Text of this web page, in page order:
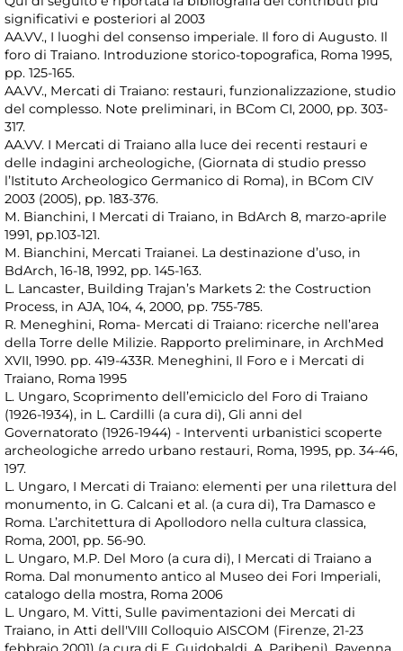
significativi e posteriori al 2003
AA.VV., I luoghi del consenso imperiale. Il foro di Augusto. Il
foro di Traiano. Introduzione storico-topografica, Roma 1995,
pp. 125-165.
AA.VV., Mercati di Traiano: restauri, funzionalizzazione, studio
del complesso. Note preliminari, in BCom CI, 2000, pp. 303-
317.
AA.VV. I Mercati di Traiano alla luce dei recenti restauri e
delle indagini archeologiche, (Giornata di studio presso
l’Istituto Archeologico Germanico di Roma), in BCom CIV
2003 (2005), pp. 183-376.
M. Bianchini, I Mercati di Traiano, in BdArch 8, marzo-aprile
1991, pp.103-121.
M. Bianchini, Mercati Traianei. La destinazione d’uso, in
BdArch, 16-18, 1992, pp. 145-163.
L. Lancaster, Building Trajan’s Markets 2: the Costruction
Process, in AJA, 104, 4, 2000, pp. 755-785.
R. Meneghini, Roma- Mercati di Traiano: ricerche nell’area
della Torre delle Milizie. Rapporto preliminare, in ArchMed
XVII, 1990. pp. 419-433R. Meneghini, Il Foro e i Mercati di
Traiano, Roma 1995
L. Ungaro, Scoprimento dell’emiciclo del Foro di Traiano
(1926-1934), in L. Cardilli (a cura di), Gli anni del
Governatorato (1926-1944) - Interventi urbanistici scoperte
archeologiche arredo urbano restauri, Roma, 1995, pp. 34-46,
197.
L. Ungaro, I Mercati di Traiano: elementi per una rilettura del
monumento, in G. Calcani et al. (a cura di), Tra Damasco e
Roma. L’architettura di Apollodoro nella cultura classica,
Roma, 2001, pp. 56-90.
L. Ungaro, M.P. Del Moro (a cura di), I Mercati di Traiano a
Roma. Dal monumento antico al Museo dei Fori Imperiali,
catalogo della mostra, Roma 2006
L. Ungaro, M. Vitti, Sulle pavimentazioni dei Mercati di
Traiano, in Atti dell'VIII Colloquio AISCOM (Firenze, 21-23